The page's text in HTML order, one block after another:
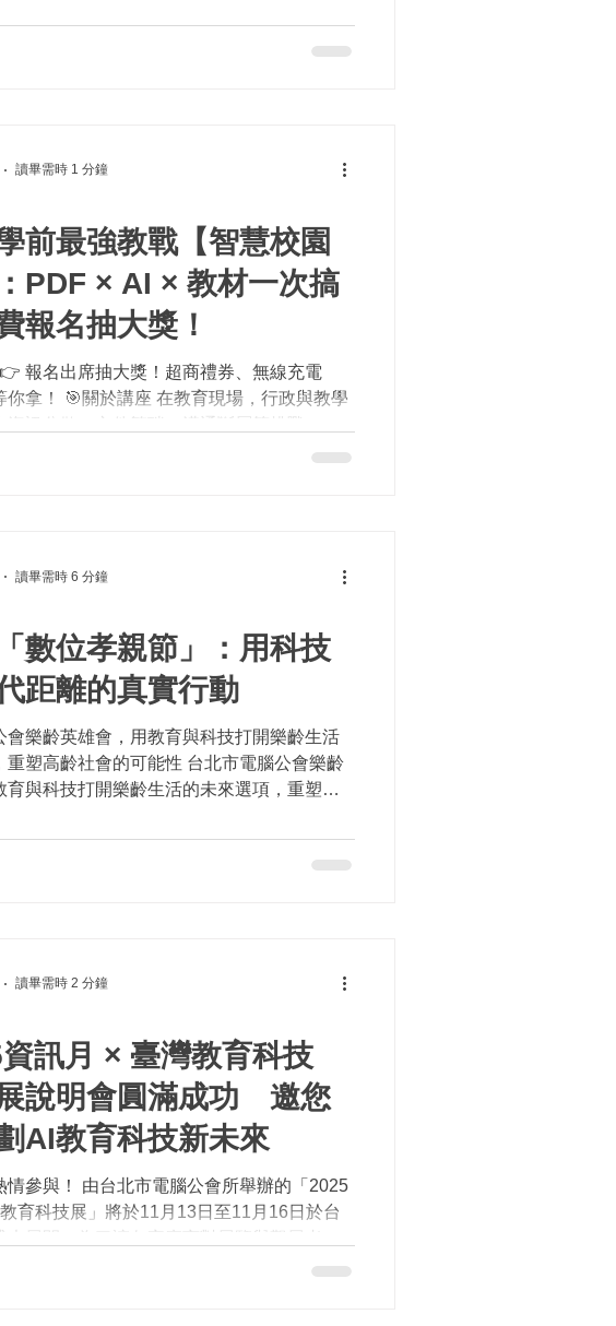
讓更多人享受到科技帶來的便利與人性化體
技目前業務著眼在教育科技（EdTech）與生
動式的學習旅程，實現真正的「因材施
。這款產品以多模態（Multi-Modal）情緒感
，結合文字、語音與表情影像辨識，讓 AI能
者的情緒變化，並轉化為互動回饋，打造有
慧學習夥伴。 知千里科技表示，EmoAI的獨
不只是被動地回應，而是將情緒作為「遊戲
分，主動引導學生進行情緒覺察與學習。例
探社」學習遊戲中，AI會根據學生語氣
前最強教戰【智慧校園
PDF × AI × 教材一次搞
報名抽大獎！
報名出席抽大獎！超商禮券、無線充電
你拿！ 🎯關於講座 在教育現場，行政與教學
術的快速演進，教育單位正迎來前所未有的
讀畢需時 1 分鐘
數位孝親節」：用科技
距離的真實行動
會樂齡英雄會，用教育與科技打開樂齡生活
重塑高齡社會的可能性 台北市電腦公會樂齡
育與科技打開樂齡生活的未來選項，重塑高
的今日，科技世界正以光速前進，卻未曾為
但在這...
讀畢需時 6 分鐘
資訊月 × 臺灣教育科技
說明會圓滿成功 邀您
AI教育科技新未來
情參與！ 由台北市電腦公會所舉辦的「2025
育科技展」將於11月13日至11月16日於台
解與認識，特地提前於6月6日在電腦公會會
讀畢需時 2 分鐘